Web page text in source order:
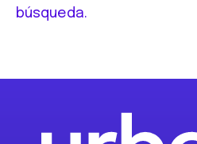
búsqueda.
Footer